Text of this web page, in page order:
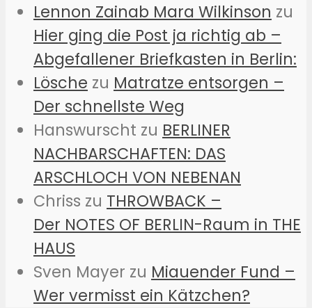
Lennon Zainab Mara Wilkinson zu
Hier ging die Post ja richtig ab –
Abgefallener Briefkasten in Berlin:
Lösche zu Matratze entsorgen –
Der schnellste Weg
Hanswurscht zu BERLINER
NACHBARSCHAFTEN: DAS
ARSCHLOCH VON NEBENAN
Chriss zu THROWBACK –
Der NOTES OF BERLIN-Raum in THE
HAUS
Sven Mayer zu Miauender Fund –
Wer vermisst ein Kätzchen?